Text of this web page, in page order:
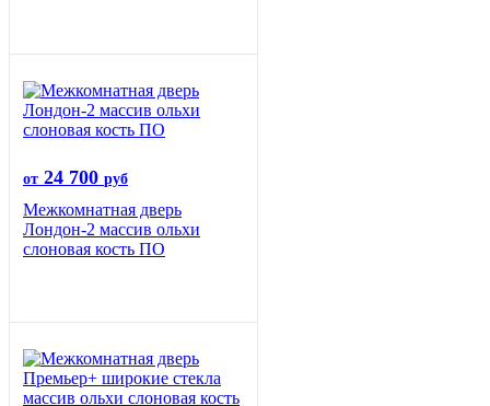
от 24 700 руб
Межкомнатная дверь
Лондон-2 массив ольхи
слоновая кость ПО